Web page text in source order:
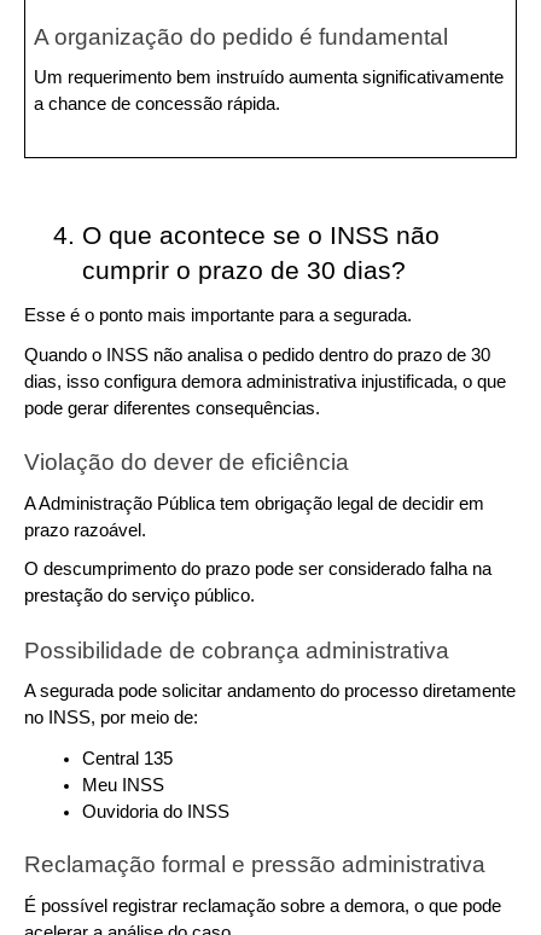
A organização do pedido é fundamental
Um requerimento bem instruído aumenta significativamente
a chance de concessão rápida.
O que acontece se o INSS não
cumprir o prazo de 30 dias?
Esse é o ponto mais importante para a segurada.
Quando o INSS não analisa o pedido dentro do prazo de 30
dias, isso configura demora administrativa injustificada, o que
pode gerar diferentes consequências.
Violação do dever de eficiência
A Administração Pública tem obrigação legal de decidir em
prazo razoável.
O descumprimento do prazo pode ser considerado falha na
prestação do serviço público.
Possibilidade de cobrança administrativa
A segurada pode solicitar andamento do processo diretamente
no INSS, por meio de:
Central 135
Meu INSS
Ouvidoria do INSS
Reclamação formal e pressão administrativa
É possível registrar reclamação sobre a demora, o que pode